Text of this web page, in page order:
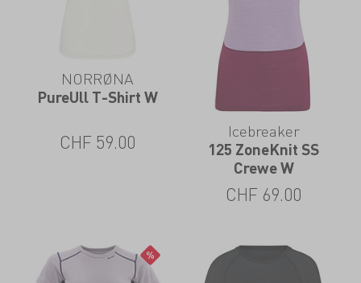
NORRØNA
PureUll T-Shirt W
CHF 59.00
Icebreaker
125 ZoneKnit SS
Crewe W
CHF 69.00